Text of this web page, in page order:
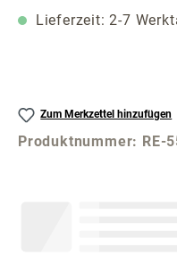
Lieferzeit: 2-7
Zum Merkzettel hinzufügen
Produktnummer: RE-